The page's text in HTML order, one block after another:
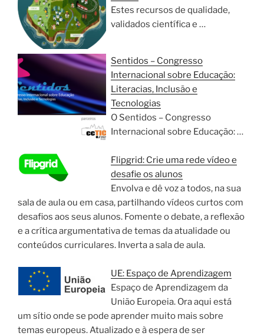
Estes recursos de qualidade,
validados científica e …
Sentidos – Congresso
Internacional sobre Educação:
Literacias, Inclusão e
Tecnologias
O Sentidos – Congresso
Internacional sobre Educação: …
Flipgrid: Crie uma rede vídeo e
desafie os alunos
Envolva e dê voz a todos, na sua
sala de aula ou em casa, partilhando vídeos curtos com
desafios aos seus alunos. Fomente o debate, a reflexão
e a crítica argumentativa de temas da atualidade ou
conteúdos curriculares. Inverta a sala de aula.
UE: Espaço de Aprendizagem
Espaço de Aprendizagem da
União Europeia. Ora aqui está
um sítio onde se pode aprender muito mais sobre
temas europeus. Atualizado e à espera de ser